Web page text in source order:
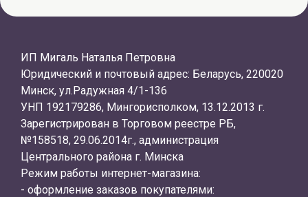
ИП Мигаль Наталья Петровна
Юридический и почтовый адрес: Беларусь, 220020
Минск, ул.Радужная 4/1-136
УНП 192179286, Мингорисполком, 13.12.2013 г.
Зарегистрирован в Торговом реестре РБ,
№158518, 29.06.2014г., администрация
Центрального района г. Минска
Режим работы интернет-магазина:
- оформление заказов покупателями: